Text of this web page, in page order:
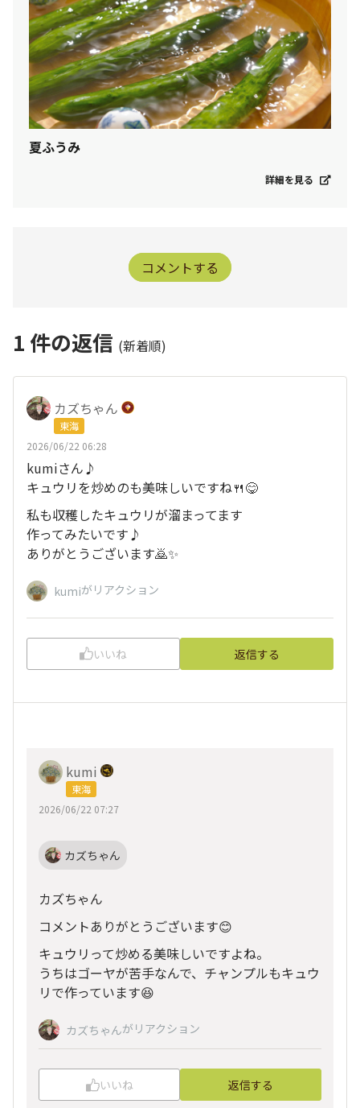
夏ふうみ
詳細を見る
コメントする
1 件の返信 (新着順)
カズちゃん
東海
2026/06/22 06:28
kumiさん♪
キュウリを炒めのも美味しいですね🍴😋
私も収穫したキュウリが溜まってます
作ってみたいです♪
ありがとうございます🙇✨
kumiがリアクション
いいね 返信する
kumi
東海
2026/06/22 07:27
カズちゃん
カズちゃん
コメントありがとうございます😊
キュウリって炒める美味しいですよね。
うちはゴーヤが苦手なんで、チャンプルもキュウ
リで作っています😆
カズちゃんがリアクション
いいね 返信する